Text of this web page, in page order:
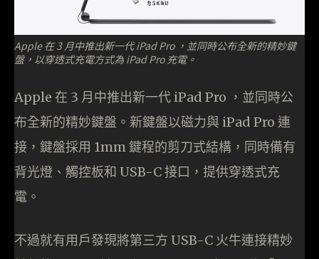
Apple 在 3 月中推出新一代 iPad Pro ，並同時公布全新的精妙鍵
盤，以穿透式充電方式為 iPad Pro 充電。
Apple 在 3 月中推出新一代 iPad Pro ，並同時公
布全新的精妙鍵盤。新鍵盤以磁力與 iPad Pro 連
接，鍵盤採用 1mm 鍵程的剪刀式結構，同時備有
背光燈、觸控板和 USB-C 接口，提供穿透式充
電。
不過就有用戶發現將第三方 USB-C 火牛連接精妙